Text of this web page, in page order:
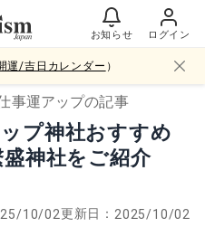
お知らせ ログイン
運/吉日カレンダー ）
事運アップの記事
プ神社おすすめ
神社をご紹介
10/02更新日： 2025/10/02